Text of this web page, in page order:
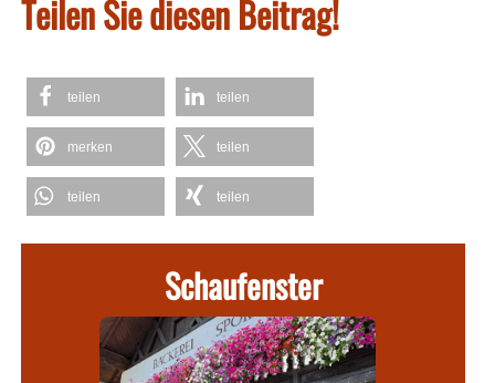
Teilen Sie diesen Beitrag!
teilen teilen
merken teilen
teilen teilen
Schaufenster